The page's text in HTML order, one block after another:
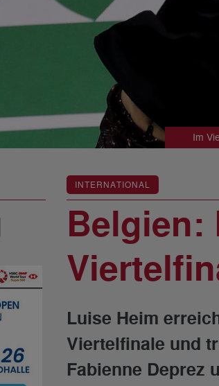
Im
INTERNATIONAL
Belgien:
Luise Heim
Viertelfinale und
Fabienne Deprez